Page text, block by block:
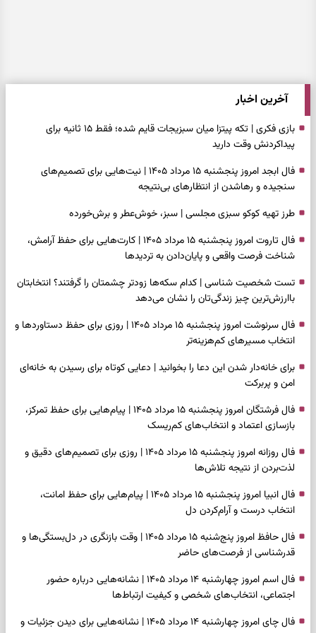
آخرین اخبار
بازی فکری | تکه پیتزا میان سبزیجات قایم شده؛ فقط ۱۵ ثانیه برای
پیداکردنش وقت دارید
فال ابجد امروز پنجشنبه ۱۵ مرداد ۱۴۰۵ | نیت‌هایی برای تصمیم‌های
سنجیده و رهاشدن از انتظارهای بی‌نتیجه
طرز تهیه کوکو سبزی مجلسی | سبز، خوش‌عطر و برش‌خورده
فال تاروت امروز پنجشنبه ۱۵ مرداد ۱۴۰۵ | کارت‌هایی برای حفظ آرامش،
شناخت فرصت واقعی و پایان‌دادن به تردیدها
تست شخصیت شناسی | کدام سکه‌ها زودتر چشمتان را گرفتند؟ انتخابتان
باارزش‌ترین چیز زندگی‌تان را نشان می‌دهد
فال سرنوشت امروز پنجشنبه ۱۵ مرداد ۱۴۰۵ | روزی برای حفظ دستاوردها و
انتخاب مسیرهای کم‌هزینه‌تر
برای خانه‌دار شدن این دعا را بخوانید | دعایی کوتاه برای رسیدن به خانه‌ای
امن و پربرکت
فال فرشتگان امروز پنجشنبه ۱۵ مرداد ۱۴۰۵ | پیام‌هایی برای حفظ تمرکز،
بازسازی اعتماد و انتخاب‌های کم‌ریسک
فال روزانه امروز پنجشنبه ۱۵ مرداد ۱۴۰۵ | روزی برای تصمیم‌های دقیق و
لذت‌بردن از نتیجه تلاش‌ها
فال انبیا امروز پنجشنبه ۱۵ مرداد ۱۴۰۵ | پیام‌هایی برای حفظ امانت،
انتخاب درست و آرام‌کردن دل
فال حافظ امروز پنج‌شنبه ۱۵ مرداد ۱۴۰۵ | وقت بازنگری در دل‌بستگی‌ها و
قدرشناسی از فرصت‌های حاضر
فال اسم امروز چهارشنبه ۱۴ مرداد ۱۴۰۵ | نشانه‌هایی درباره حضور
اجتماعی، انتخاب‌های شخصی و کیفیت ارتباط‌ها
فال چای امروز چهارشنبه ۱۴ مرداد ۱۴۰۵ | نشانه‌هایی برای دیدن جزئیات و